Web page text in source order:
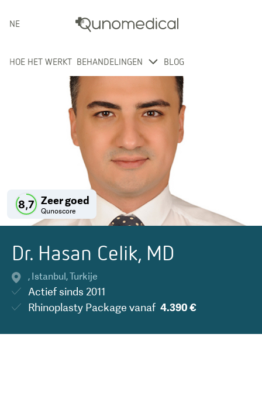
NEDERLANDS
HOE HET WERKT BEHANDELINGEN BLOG
8,7 Zeer goed
Qunoscore
Dr. Hasan Celik, MD
, Istanbul,Turkije
Actief sinds 2011
Rhinoplasty Package vanaf 4.390 €